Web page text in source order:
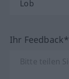
Ihr Feedback*